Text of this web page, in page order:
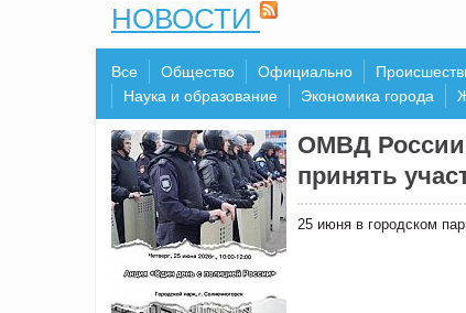
НОВОСТИ
Все Общество Официально
Наука и образование
Экономика города
ОМВД России
принять
25 июня в городском